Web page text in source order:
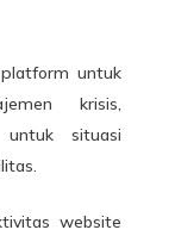
untuk
krisis,
untuk situasi
website